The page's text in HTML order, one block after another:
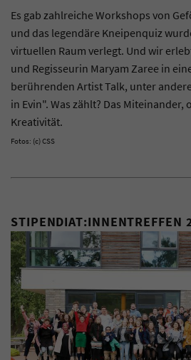
Es gab zahlreiche Workshops von
und das legendäre Kneipenquiz
virtuellen Raum verlegt. Und wir
und Regisseurin Maryam Zaree in
berührenden Artist Talk, unter
in Evin". Was zählt? Das
Kreativität.
Fotos: (c) CSS
STIPENDIAT:INNENTREFFEN